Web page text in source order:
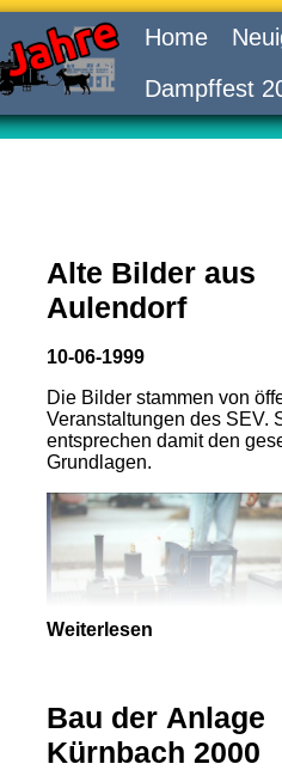
Home
Dampffest
Alte Bilder aus
Aulendorf
10-06-1999
Die Bilder stammen von
Veranstaltungen des SEV.
entsprechen damit den
Grundlagen.
Weiterlesen
Bau der Anlage
Kürnbach 2000